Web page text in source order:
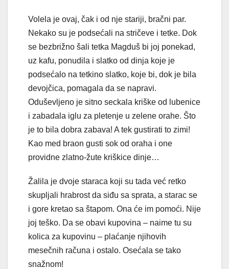
Volela je ovaj, čak i od nje stariji, bračni par.
Nekako su je podsećali na stričeve i tetke. Dok
se bezbrižno šali tetka Magduš bi joj ponekad,
uz kafu, ponudila i slatko od dinja koje je
podsećalo na tetkino slatko, koje bi, dok je bila
devojčica, pomagala da se napravi.
Oduševljeno je sitno seckala kriške od lubenice
i zabadala iglu za pletenje u zelene orahe. Što
je to bila dobra zabava! A tek gustirati to zimi!
Kao med braon gusti sok od oraha i one
providne zlatno-žute kriškice dinje…
Žalila je dvoje staraca koji su tada već retko
skupljali hrabrost da siđu sa sprata, a starac se
i gore kretao sa štapom. Ona će im pomoći. Nije
joj teško. Da se obavi kupovina – naime tu su
kolica za kupovinu – plaćanje njihovih
mesečnih računa i ostalo. Osećala se tako
snažnom!